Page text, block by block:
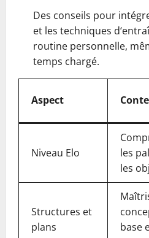
Des conseils pour
et les techniques
routine personnelle,
temps chargé.
Aspect
Niveau Elo
les
les
Structures et
plans
base